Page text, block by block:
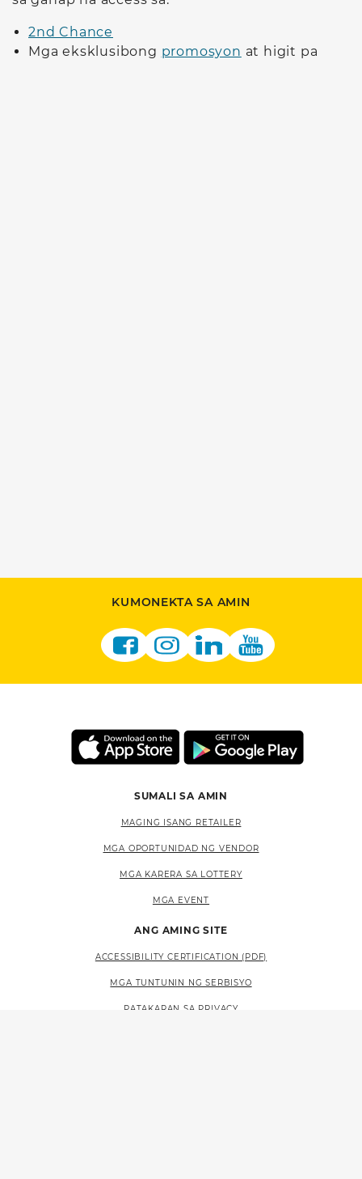
2nd Chance
Mga eksklusibong promosyon at higit pa
KUMONEKTA SA AMIN
SUMALI SA AMIN
MAGING ISANG RETAILER
MGA OPORTUNIDAD NG VENDOR
MGA KARERA SA LOTTERY
MGA EVENT
ANG AMING SITE
ACCESSIBILITY CERTIFICATION (PDF)
MGA TUNTUNIN NG SERBISYO
PATAKARAN SA PRIVACY